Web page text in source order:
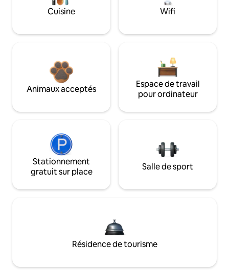
Cuisine Wifi
Animaux acceptés
Espace de travail
pour ordinateur
Stationnement
gratuit sur place
Salle de sport
Résidence de tourisme